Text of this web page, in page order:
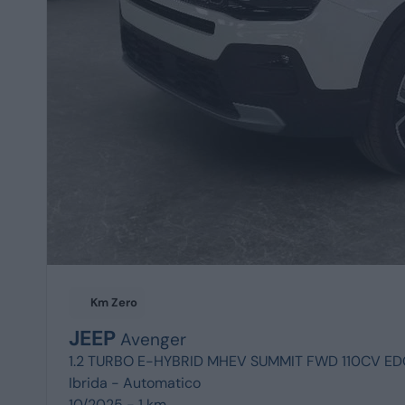
Km Zero
JEEP Avenger
1.2 TURBO E-HYBRID MHEV SUMMIT FWD 110CV
Ibrida - Automatico